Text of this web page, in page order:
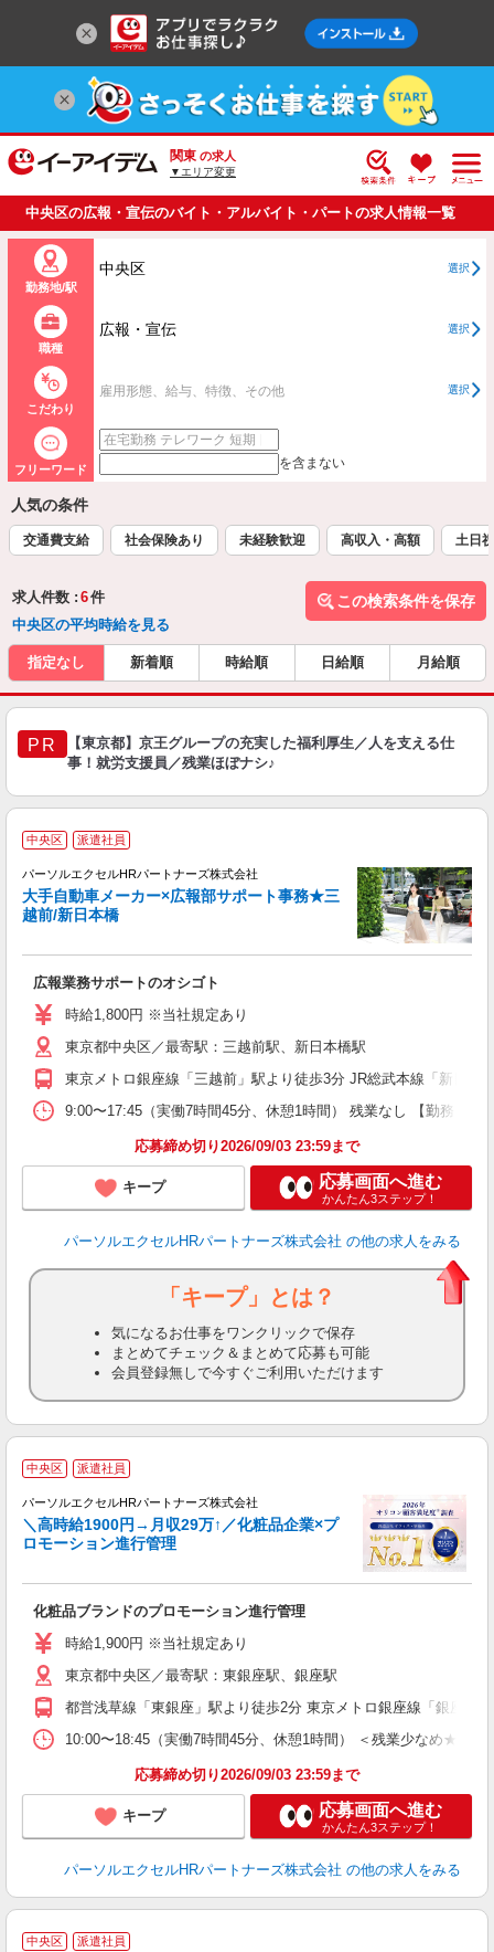
関東 の求人
▼エリア変更
中央区の広報・宣伝のバイト・アルバイト・パートの求人情報一覧
勤務地/駅
中央区 選択
職種
広報・宣伝 選択
こだわり
雇用形態、給与、特徴、その他 選択
フリーワード を含まない
人気の条件
交通費支給 社会保険あり 未経験歓迎 高収入・高額 土日
求人件数 : 6件
中央区の平均時給を見る
この検索条件を保存
指定なし 新着順 時給順 日給順 月給順
PR
【東京都】京王グループの充実した福利厚生／人を支える仕
事！就労支援員／残業ほぼナシ♪
中央区 派遣社員
パーソルエクセルHRパートナーズ株式会社
大手自動車メーカー×広報部サポート事務★三
越前/新日本橋
広報業務サポートのオシゴト
時給1,800円 ※当社規定あり
東京都中央区／最寄駅：三越前駅、新日本橋駅
東京メトロ銀座線「三越前」駅より徒歩3分 JR総武本線「新日本
9:00〜17:45（実働7時間45分、休憩1時間） 残業なし 【勤務】
応募締め切り2026/09/03 23:59まで
キープ 応募画面へ進む
かんたん3ステップ！
パーソルエクセルHRパートナーズ株式会社 の他の求人をみる
「キープ」とは？
気になるお仕事をワンクリックで保存
まとめてチェック＆まとめて応募も可能
会員登録無しで今すぐご利用いただけます
中央区 派遣社員
パーソルエクセルHRパートナーズ株式会社
＼高時給1900円→月収29万↑／化粧品企業×プ
ロモーション進行管理
化粧品ブランドのプロモーション進行管理
時給1,900円 ※当社規定あり
東京都中央区／最寄駅：東銀座駅、銀座駅
都営浅草線「東銀座」駅より徒歩2分 東京メトロ銀座線「銀座」
10:00〜18:45（実働7時間45分、休憩1時間） ＜残業少なめ★月5
応募締め切り2026/09/03 23:59まで
キープ 応募画面へ進む
かんたん3ステップ！
パーソルエクセルHRパートナーズ株式会社 の他の求人をみる
中央区 派遣社員